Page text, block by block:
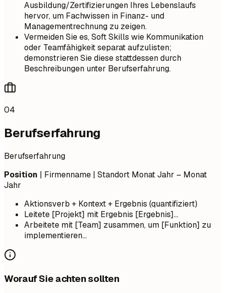
Ausbildung/Zertifizierungen Ihres Lebenslaufs
hervor, um Fachwissen in Finanz- und
Managementrechnung zu zeigen.
Vermeiden Sie es, Soft Skills wie Kommunikation
oder Teamfähigkeit separat aufzulisten;
demonstrieren Sie diese stattdessen durch
Beschreibungen unter Berufserfahrung.
04
Berufserfahrung
Berufserfahrung
Position | Firmenname | Standort Monat Jahr – Monat
Jahr
Aktionsverb + Kontext + Ergebnis (quantifiziert)
Leitete [Projekt] mit Ergebnis [Ergebnis]...
Arbeitete mit [Team] zusammen, um [Funktion] zu
implementieren...
Worauf Sie achten sollten